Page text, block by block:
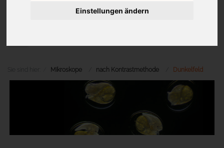
Einstellungen ändern
Sie sind hier: Mikroskope nach Kontrastmethode Dunkelfeld